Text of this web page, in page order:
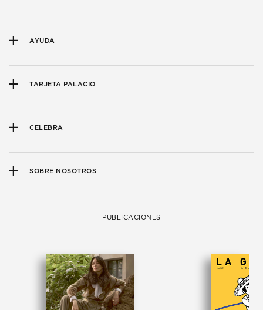
AYUDA
TARJETA PALACIO
CELEBRA
SOBRE NOSOTROS
PUBLICACIONES